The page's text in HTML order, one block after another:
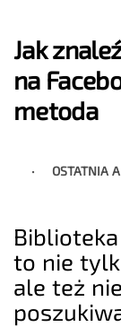
Jak
na
metoda
OSTATNIA
to nie
ale też